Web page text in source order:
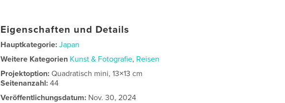
Eigenschaften und Details
Hauptkategorie: Japan
Weitere Kategorien Kunst & Fotografie, Reisen
Projektoption:Quadratisch mini, 13×13 cm
Seitenanzahl:44
Veröffentlichungsdatum: Nov. 30, 2024